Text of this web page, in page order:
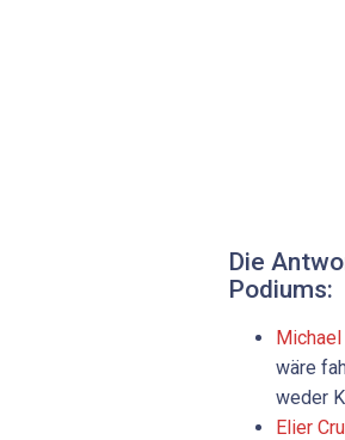
Die
Podiums:
wäre
weder
Elier